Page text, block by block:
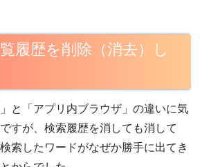
履歴を削除（消去）し
と「アプリ内ブラウザ」の違いに気
すが、検索履歴を消しても消して
索したワードがなぜか勝手に出てき